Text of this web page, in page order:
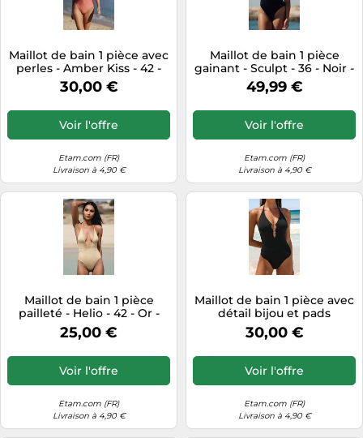
Maillot de bain 1 pièce avec
perles - Amber Kiss - 42 -
Rose - Femme - Etam
30,00 €
Voir l'offre
Etam.com (FR)
Livraison à 4,90 €
Maillot de bain 1 pièce
gainant - Sculpt - 36 - Noir -
Femme - Etam
49,99 €
Voir l'offre
Etam.com (FR)
Livraison à 4,90 €
Maillot de bain 1 pièce
pailleté - Helio - 42 - Or -
Femme - Etam
25,00 €
Voir l'offre
Etam.com (FR)
Livraison à 4,90 €
Maillot de bain 1 pièce avec
détail bijou et pads
amovibles - Sable - 34 - Noir
- Femme - Etam
30,00 €
Voir l'offre
Etam.com (FR)
Livraison à 4,90 €